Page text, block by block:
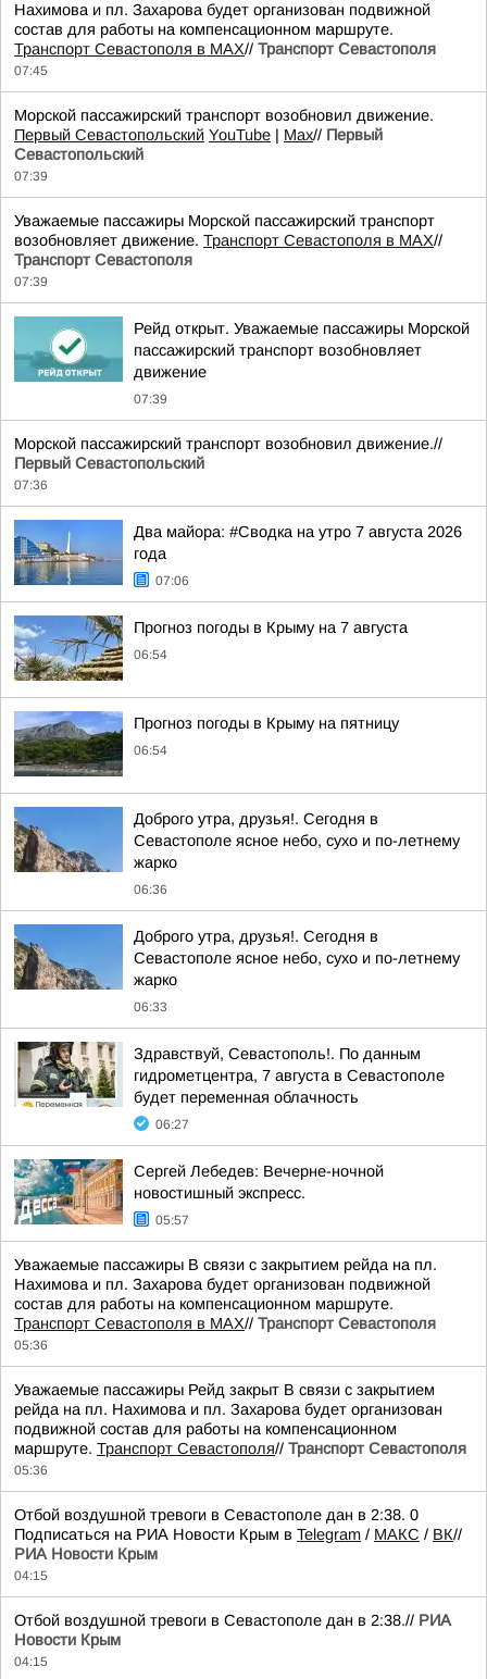
Нахимова и пл. Захарова будет организован подвижной
состав для работы на компенсационном маршруте.
Транспорт Севастополя в MAX// Транспорт Севастополя
07:45
Морской пассажирский транспорт возобновил движение.
Первый Севастопольский YouTube | Max// Первый
Севастопольский
07:39
Уважаемые пассажиры Морской пассажирский транспорт
возобновляет движение. Транспорт Севастополя в MAX//
Транспорт Севастополя
07:39
Рейд открыт. Уважаемые пассажиры Морской
пассажирский транспорт возобновляет
движение
07:39
Морской пассажирский транспорт возобновил движение.//
Первый Севастопольский
07:36
Два майора: #Сводка на утро 7 августа 2026
года
07:06
Прогноз погоды в Крыму на 7 августа
06:54
Прогноз погоды в Крыму на пятницу
06:54
Доброго утра, друзья!. Сегодня в
Севастополе ясное небо, сухо и по-летнему
жарко
06:36
Доброго утра, друзья!. Сегодня в
Севастополе ясное небо, сухо и по-летнему
жарко
06:33
Здравствуй, Севастополь!. По данным
гидрометцентра, 7 августа в Севастополе
будет переменная облачность
06:27
Сергей Лебедев: Вечерне-ночной
новостишный экспресс.
05:57
Уважаемые пассажиры В связи с закрытием рейда на пл.
Нахимова и пл. Захарова будет организован подвижной
состав для работы на компенсационном маршруте.
Транспорт Севастополя в MAX// Транспорт Севастополя
05:36
Уважаемые пассажиры Рейд закрыт В связи с закрытием
рейда на пл. Нахимова и пл. Захарова будет организован
подвижной состав для работы на компенсационном
маршруте. Транспорт Севастополя// Транспорт Севастополя
05:36
Отбой воздушной тревоги в Севастополе дан в 2:38. 0
Подписаться на РИА Новости Крым в Telegram / МАКС / ВК//
РИА Новости Крым
04:15
Отбой воздушной тревоги в Севастополе дан в 2:38.// РИА
Новости Крым
04:15